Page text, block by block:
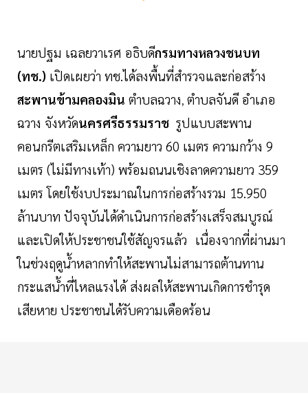
นายปฐม เฉลยวาเรศ อธิบดีกรมทางหลวงชนบท
(ทช.) เปิดเผยว่า ทช.ได้ลงพื้นที่สำรวจและก่อสร้าง
สะพานข้ามคลองมิน ตำบลฉวาง, ตำบลจันดี อำเภอ
ฉวาง จังหวัดนครศรีธรรมราช รูปแบบสะพาน
คอนกรีตเสริมเหล็ก ความยาว 60 เมตร ความกว้าง 9
เมตร (ไม่มีทางเท้า) พร้อมถนนเชิงลาดความยาว 359
เมตร โดยใช้งบประมาณในการก่อสร้างรวม 15.950
ล้านบาท ปัจจุบันได้ดำเนินการก่อสร้างเสร็จสมบูรณ์
และเปิดให้ประชาชนใช้สัญจรแล้ว เนื่องจากที่ผ่านมา
ในช่วงฤดูน้ำหลากทำให้สะพานไม่สามารถต้านทาน
กระแสน้ำที่ไหลแรงได้ ส่งผลให้สะพานเกิดการชำรุด
เสียหาย ประชาชนได้รับความเดือดร้อน